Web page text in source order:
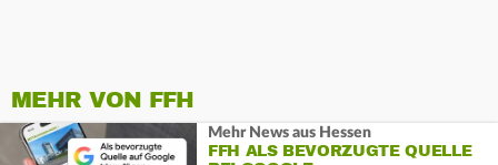
MEHR VON FFH
Mehr News aus Hessen
FFH ALS BEVORZUGTE QUELLE